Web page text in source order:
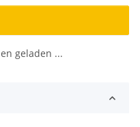
geladen ...